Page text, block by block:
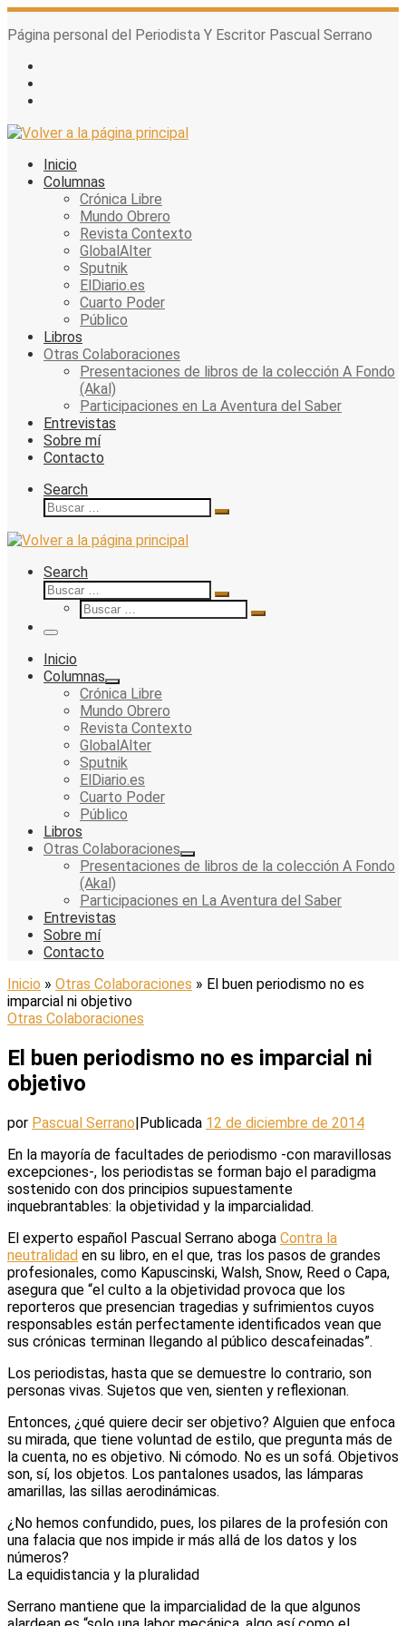
Skip
to
Página personal del Periodista Y Escritor Pascual Serrano
Inicio
Columnas
Crónica Libre
Mundo Obrero
Revista Contexto
GlobalAlter
Sputnik
ElDiario.es
Cuarto Poder
Público
Libros
Otras Colaboraciones
Presentaciones de libros de la colección A Fondo
(Akal)
Participaciones en La Aventura del Saber
Entrevistas
Sobre mí
Contacto
Search
Buscar
Buscar
Search
Buscar
Buscar
…
Buscar
Buscar
Menu
Inicio
Columnas
Crónica Libre
Mundo Obrero
Revista Contexto
GlobalAlter
Sputnik
ElDiario.es
Cuarto Poder
Público
Libros
Otras Colaboraciones
Presentaciones de libros de la colección A Fondo
(Akal)
Participaciones en La Aventura del Saber
Entrevistas
Sobre mí
Contacto
Inicio » Otras Colaboraciones » El buen periodismo no es
imparcial ni objetivo
Otras Colaboraciones
El buen periodismo no es imparcial ni
objetivo
por Pascual Serrano|Publicada 12 de diciembre de 2014
En la mayoría de facultades de periodismo -con maravillosas
excepciones-, los periodistas se forman bajo el paradigma
sostenido con dos principios supuestamente
inquebrantables: la objetividad y la imparcialidad.
El experto español Pascual Serrano aboga Contra la
neutralidad en su libro, en el que, tras los pasos de grandes
profesionales, como Kapuscinski, Walsh, Snow, Reed o Capa,
asegura que “el culto a la objetividad provoca que los
reporteros que presencian tragedias y sufrimientos cuyos
responsables están perfectamente identificados vean que
sus crónicas terminan llegando al público descafeinadas”.
Los periodistas, hasta que se demuestre lo contrario, son
personas vivas. Sujetos que ven, sienten y reflexionan.
Entonces, ¿qué quiere decir ser objetivo? Alguien que enfoca
su mirada, que tiene voluntad de estilo, que pregunta más de
la cuenta, no es objetivo. Ni cómodo. No es un sofá. Objetivos
son, sí, los objetos. Los pantalones usados, las lámparas
amarillas, las sillas aerodinámicas.
¿No hemos confundido, pues, los pilares de la profesión con
una falacia que nos impide ir más allá de los datos y los
números?
La equidistancia y la pluralidad
Serrano mantiene que la imparcialidad de la que algunos